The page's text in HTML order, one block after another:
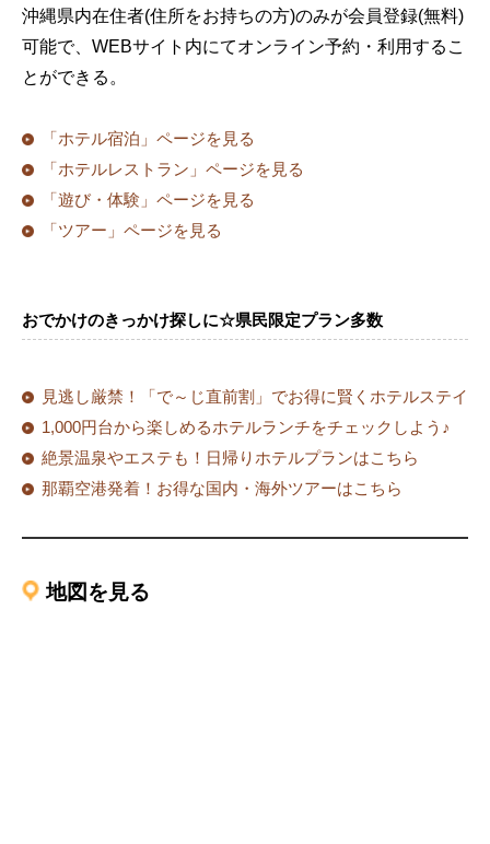
沖縄県内在住者(住所をお持ちの方)のみが会員登録(無料)
可能で、WEBサイト内にてオンライン予約・利用するこ
とができる。
「ホテル宿泊」ページを見る
「ホテルレストラン」ページを見る
「遊び・体験」ページを見る
「ツアー」ページを見る
おでかけのきっかけ探しに☆県民限定プラン多数
見逃し厳禁！「で～じ直前割」でお得に賢くホテルステイ
1,000円台から楽しめるホテルランチをチェックしよう♪
絶景温泉やエステも！日帰りホテルプランはこちら
那覇空港発着！お得な国内・海外ツアーはこちら
地図を見る